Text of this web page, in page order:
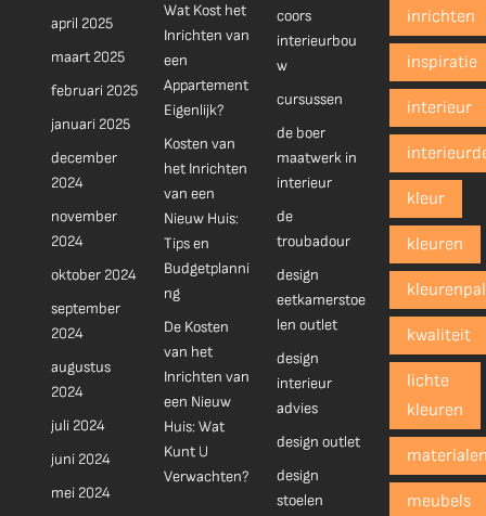
april 2025
maart 2025
februari 2025
januari 2025
december
2024
november
2024
oktober 2024
september
2024
augustus
2024
juli 2024
juni 2024
mei 2024
Wat Kost het
Inrichten van
een
Appartement
Eigenlijk?
Kosten van
het Inrichten
van een
Nieuw Huis:
Tips en
Budgetplanni
ng
De Kosten
van het
Inrichten van
een Nieuw
Huis: Wat
Kunt U
Verwachten?
coors
interieurbou
w
cursussen
de boer
maatwerk in
interieur
de
troubadour
design
eetkamerstoe
len outlet
design
interieur
advies
design outlet
design
stoelen
inrichten
inspiratie
interieur
kleur
kleuren
kwaliteit
lichte
kleuren
meubels